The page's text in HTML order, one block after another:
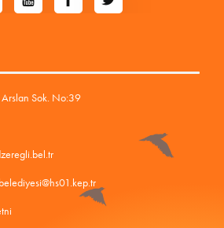
Sok. No:39